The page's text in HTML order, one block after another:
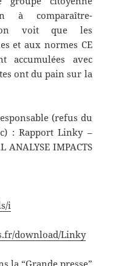
à comparaître-
voit que les
et aux normes CE
accumulées avec
ont du pain sur la
(refus du
: Rapport Linky –
ANALYSE IMPACTS
i
download/Linky